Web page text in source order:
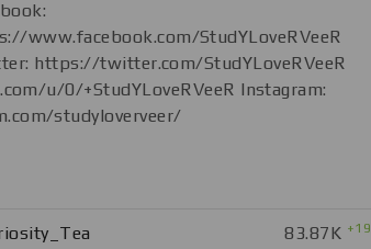
www.facebook.com/StudYLoveRVeeR
https://twitter.com/StudYLoveRVeeR
u/0/+StudYLoveRVeeR Instagram:
studyloverveer/
83.87K +19